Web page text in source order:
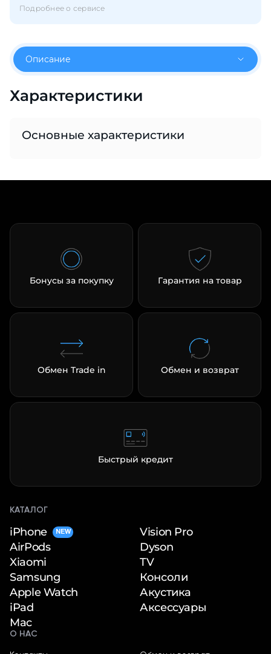
Подробнее о сервисе
Описание
Характеристики
Основные характеристики
Бонусы за покупку Гарантия на товар
Обмен Trade in Обмен и возврат
Быстрый кредит
КАТАЛОГ
iPhone NEW
AirPods
Xiaomi
Samsung
Apple Watch
iPad
Mac
Vision Pro
Dyson
TV
Консоли
Акустика
Аксессуары
О НАС